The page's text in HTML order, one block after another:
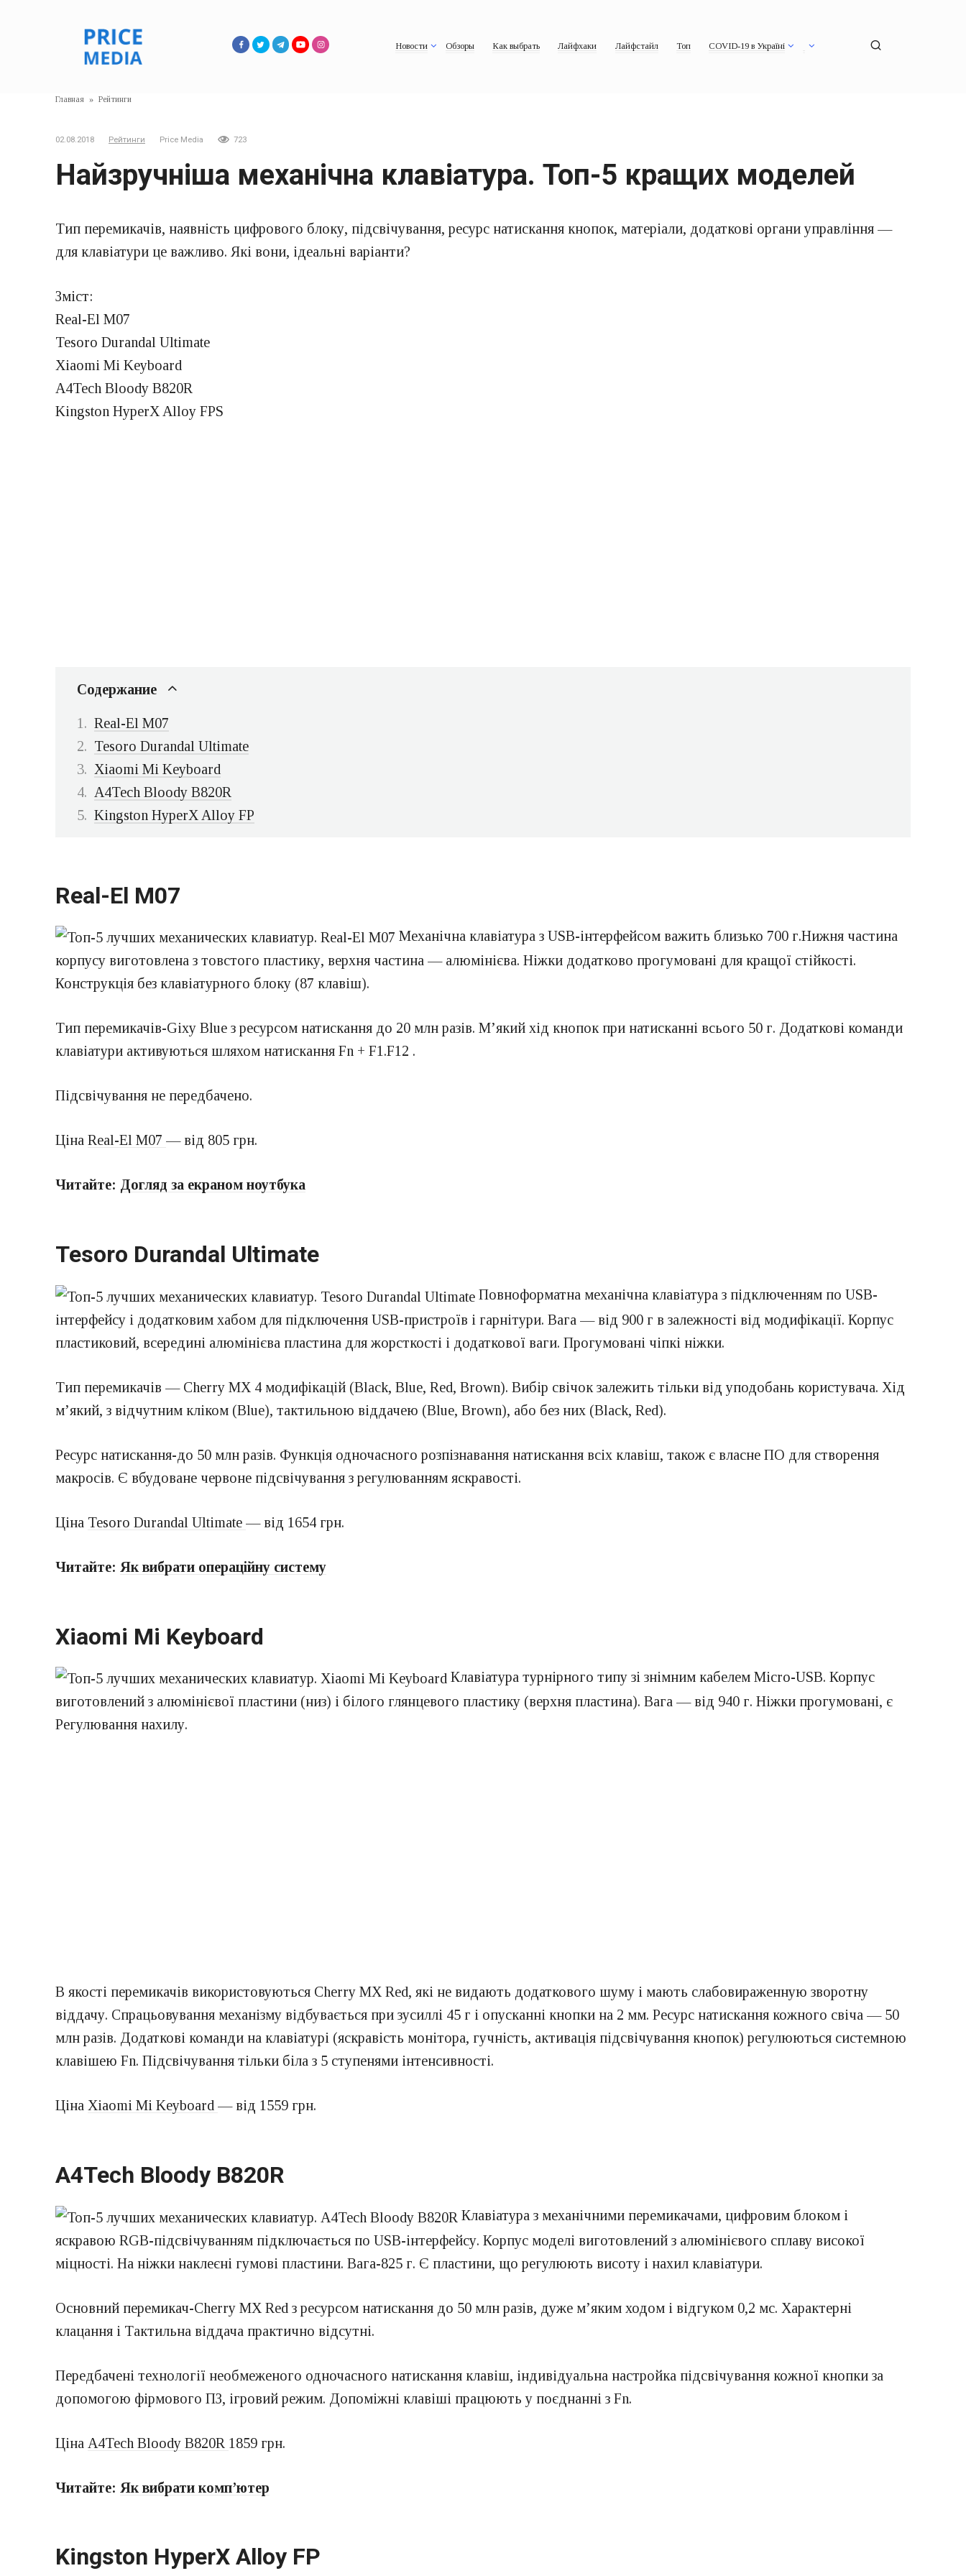
Новости Обзоры Как выбрать Лайфхаки Лайфстайл Топ COVID-19 в Україні
Главная » Рейтинги
02.08.2018 Рейтинги Price Media 723
Найзручніша механічна клавіатура. Топ-5 кращих моделей
Тип перемикачів, наявність цифрового блоку, підсвічування, ресурс натискання кнопок, матеріали, додаткові органи управління —
для клавіатури це важливо. Які вони, ідеальні варіанти?
Зміст:
Real-El M07
Tesoro Durandal Ultimate
Xiaomi Mi Keyboard
A4Tech Bloody B820R
Kingston HyperX Alloy FPS
Содержание
Real-El M07
Tesoro Durandal Ultimate
Xiaomi Mi Keyboard
A4Tech Bloody B820R
Kingston HyperX Alloy FP
Real-El M07
Механічна клавіатура з USB-інтерфейсом важить близько 700 г.Нижня частина
корпусу виготовлена з товстого пластику, верхня частина — алюмінієва. Ніжки додатково прогумовані для кращої стійкості.
Конструкція без клавіатурного блоку (87 клавіш).
Тип перемикачів-Gixy Blue з ресурсом натискання до 20 млн разів. М’який хід кнопок при натисканні всього 50 г. Додаткові команди
клавіатури активуються шляхом натискання Fn + F1.F12 .
Підсвічування не передбачено.
Ціна Real-El M07 — від 805 грн.
Читайте: Догляд за екраном ноутбука
Tesoro Durandal Ultimate
Повноформатна механічна клавіатура з підключенням по USB-
інтерфейсу і додатковим хабом для підключення USB-пристроїв і гарнітури. Вага — від 900 г в залежності від модифікації. Корпус
пластиковий, всередині алюмінієва пластина для жорсткості і додаткової ваги. Прогумовані чіпкі ніжки.
Тип перемикачів — Cherry MX 4 модифікацій (Black, Blue, Red, Brown). Вибір свічок залежить тільки від уподобань користувача. Хід
м’який, з відчутним кліком (Blue), тактильною віддачею (Blue, Brown), або без них (Black, Red).
Ресурс натискання-до 50 млн разів. Функція одночасного розпізнавання натискання всіх клавіш, також є власне ПО для створення
макросів. Є вбудоване червоне підсвічування з регулюванням яскравості.
Ціна Tesoro Durandal Ultimate — від 1654 грн.
Читайте: Як вибрати операційну систему
Xiaomi Mi Keyboard
Клавіатура турнірного типу зі знімним кабелем Micro-USB. Корпус
виготовлений з алюмінієвої пластини (низ) і білого глянцевого пластику (верхня пластина). Вага — від 940 г. Ніжки прогумовані, є
Регулювання нахилу.
В якості перемикачів використовуються Cherry MX Red, які не видають додаткового шуму і мають слабовираженную зворотну
віддачу. Спрацьовування механізму відбувається при зусиллі 45 г і опусканні кнопки на 2 мм. Ресурс натискання кожного свіча — 50
млн разів. Додаткові команди на клавіатурі (яскравість монітора, гучність, активація підсвічування кнопок) регулюються системною
клавішею Fn. Підсвічування тільки біла з 5 ступенями інтенсивності.
Ціна Xiaomi Mi Keyboard — від 1559 грн.
A4Tech Bloody B820R
Клавіатура з механічними перемикачами, цифровим блоком і
яскравою RGB-підсвічуванням підключається по USB-інтерфейсу. Корпус моделі виготовлений з алюмінієвого сплаву високої
міцності. На ніжки наклеєні гумові пластини. Вага-825 г. Є пластини, що регулюють висоту і нахил клавіатури.
Основний перемикач-Cherry MX Red з ресурсом натискання до 50 млн разів, дуже м’яким ходом і відгуком 0,2 мс. Характерні
клацання і Тактильна віддача практично відсутні.
Передбачені технології необмеженого одночасного натискання клавіш, індивідуальна настройка підсвічування кожної кнопки за
допомогою фірмового ПЗ, ігровий режим. Допоміжні клавіші працюють у поєднанні з Fn.
Ціна A4Tech Bloody B820R 1859 грн.
Читайте: Як вибрати комп’ютер
Kingston HyperX Alloy FP